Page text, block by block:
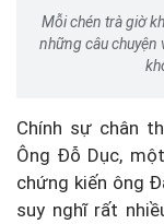
Mỗi chén trà giờ
những câu
Chính sự chân
Ông Đỗ Dục,
chứng kiến ông
suy nghĩ rất